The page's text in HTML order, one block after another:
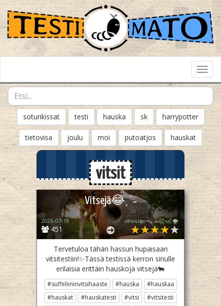
soturikissat testi hauska sk harrypotter
tietovisa joulu moi putoatjos hauskat
vitsit
Vitsejä😂ˎˊ˗
451
2026-07-18 ᴏᴘᴀᴀʟɪӄᴜᴜᯓ₊ ⊹꧂🌌🌪
Tervetuloa tähän hassun hupaisaan
vitsitestiin!✨Tässä testissä kerron sinulle
erilaisia erittäin hauskoja vitsejä🐄
#suffeliininvitsihaaste #hauska
#hauskaa
#hauskat
#hauskatesti #vitsi
#vitsitesti